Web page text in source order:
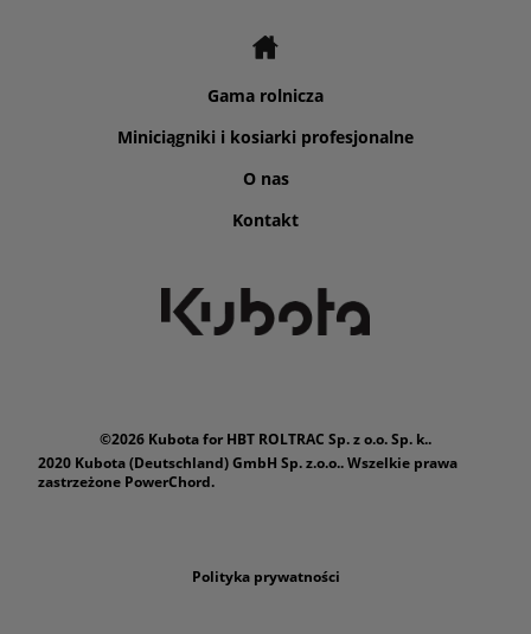
Gama rolnicza
Miniciągniki i kosiarki profesjonalne
O nas
Kontakt
©2026 Kubota for HBT ROLTRAC Sp. z o.o. Sp. k..
2020 Kubota (Deutschland) GmbH Sp. z.o.o.. Wszelkie prawa
zastrzeżone PowerChord.
Polityka prywatności